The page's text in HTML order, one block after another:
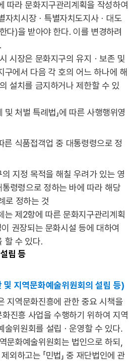
따라 문화지구관리계획을 작성하여
자치시장ㆍ특별자치도지사ㆍ대도
다)을 받아야 한다. 이를 변경하려
시장은 문화지구의 유지ㆍ보존 및
구에서 다음 각 호의 어느 하나에 해
설치를 금지하거나 제한할 수 있
및 처벌 특례법」에 따른 사행행위영
른 식품접객업 중 대통령령으로 정
지정 목적을 해칠 우려가 있는 영
령령으로 정하는 바에 따라 해당
로 정하는 것
제2항에 따른 문화지구관리계획
권장되는 문화시설 등에 대하여
할 수 있다.
립 등
지역문화예술위원회의 설립 등)
지역문화진흥에 관한 중요 시책을
진흥 사업을 수행하기 위하여 지역
술위원회를 설립ㆍ운영할 수 있다.
화예술위원회는 법인으로 하되,
외하고는 「민법」 중 재단법인에 관